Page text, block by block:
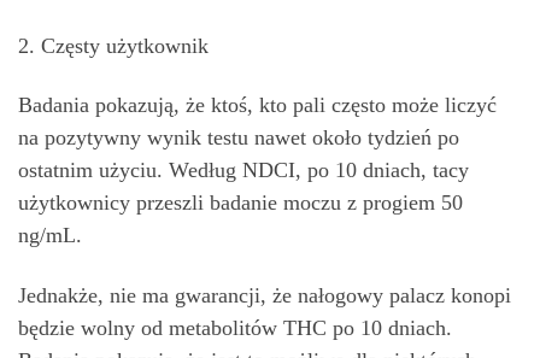
2. Częsty użytkownik
Badania pokazują, że ktoś, kto pali często może liczyć
na pozytywny wynik testu nawet około tydzień po
ostatnim użyciu. Według NDCI, po 10 dniach, tacy
użytkownicy przeszli badanie moczu z progiem 50
ng/mL.
Jednakże, nie ma gwarancji, że nałogowy palacz konopi
będzie wolny od metabolitów THC po 10 dniach.